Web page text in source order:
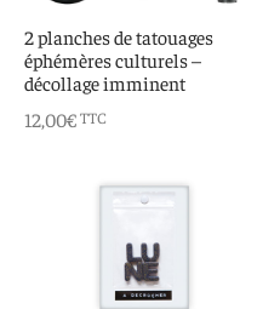
2 planches de tatouages
éphémères culturels –
décollage imminent
12,00€TTC
intuitif et culturel